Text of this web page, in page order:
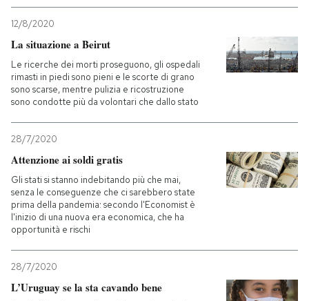
12/8/2020
La situazione a Beirut
Le ricerche dei morti proseguono, gli ospedali
rimasti in piedi sono pieni e le scorte di grano
sono scarse, mentre pulizia e ricostruzione
sono condotte più da volontari che dallo stato
28/7/2020
Attenzione ai soldi gratis
Gli stati si stanno indebitando più che mai,
senza le conseguenze che ci sarebbero state
prima della pandemia: secondo l'Economist è
l'inizio di una nuova era economica, che ha
opportunità e rischi
28/7/2020
L’Uruguay se la sta cavando bene